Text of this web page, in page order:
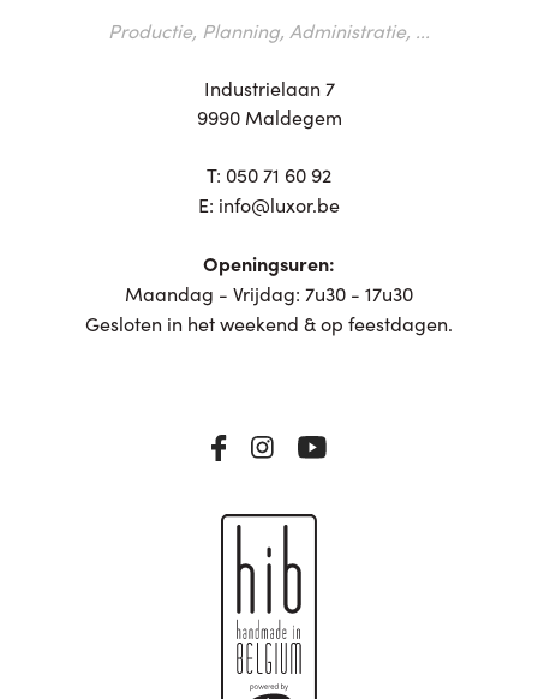
Productie, Planning, Administratie, ...
Industrielaan 7
9990 Maldegem
T: 050 71 60 92
E: info@luxor.be
Openingsuren:
Maandag - Vrijdag: 7u30 - 17u30
Gesloten in het weekend & op feestdagen.